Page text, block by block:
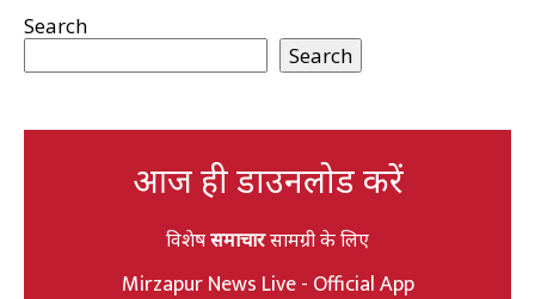
Search
Search
आज ही डाउनलोड करें
विशेषसमाचारसामग्री के लिए
Mirzapur News Live - Official App